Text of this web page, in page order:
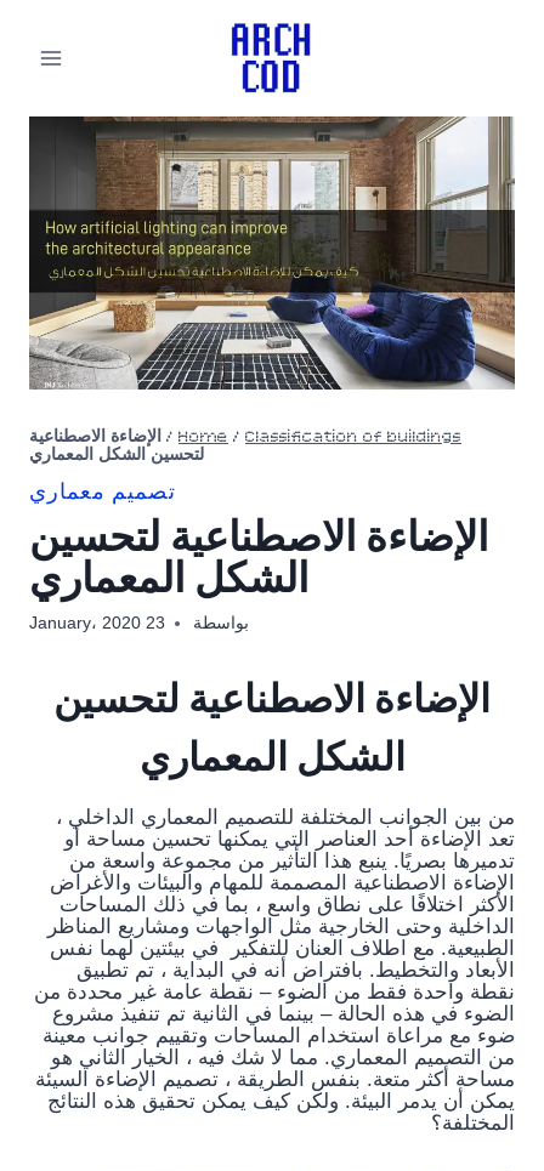
Home / Classification of buildings
/ الإضاءة الاصطناعية
لتحسين الشكل المعماري
تصميم معماري
الإضاءة الاصطناعية لتحسين
الشكل المعماري
بواسطة 23 January، 2020
الإضاءة الاصطناعية لتحسين
الشكل المعماري
من بين الجوانب المختلفة للتصميم المعماري الداخلي ،
تعد الإضاءة أحد العناصر التي يمكنها تحسين مساحة أو
تدميرها بصريًا. ينبع هذا التأثير من مجموعة واسعة من
الإضاءة الاصطناعية المصممة للمهام والبيئات والأغراض
الأكثر اختلافًا على نطاق واسع ، بما في ذلك المساحات
الداخلية وحتى الخارجية مثل الواجهات ومشاريع المناظر
الطبيعية. مع اطلاف العنان للتفكير في بيئتين لهما نفس
الأبعاد والتخطيط. بافتراض أنه في البداية ، تم تطبيق
نقطة واحدة فقط من الضوء – نقطة عامة غير محددة من
الضوء في هذه الحالة – بينما في الثانية تم تنفيذ مشروع
ضوء مع مراعاة استخدام المساحات وتقييم جوانب معينة
من التصميم المعماري. مما لا شك فيه ، الخيار الثاني هو
مساحة أكثر متعة. بنفس الطريقة ، تصميم الإضاءة السيئة
يمكن أن يدمر البيئة. ولكن كيف يمكن تحقيق هذه النتائج
المختلفة؟